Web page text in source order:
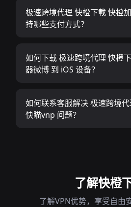
极速跨境代理 快橙下載 快橙
持哪些支付方式？
如何下载 极速跨境代理 快橙
器微博 到 iOS 设备？
如何联系客服解决 极速跨境
快瞄vnp 问题？
了解快橙
了解VPN优势，享受自由